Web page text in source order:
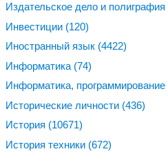
Издательское дело и полиграфия
Инвестиции (120)
Иностранный язык (4422)
Информатика (74)
Информатика, программирование
Исторические личности (436)
История (10671)
История техники (672)